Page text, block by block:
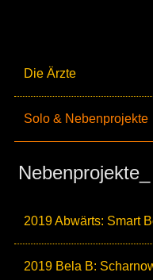
Die Ärzte
Solo & Nebenprojekte
Nebenprojekte_
2019 Abwärts: Smart
2019 Bela B: